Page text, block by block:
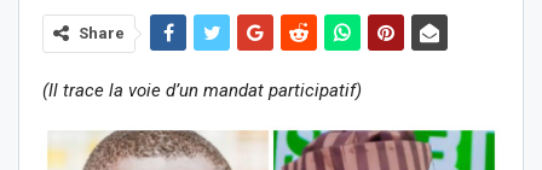
Share
(Il trace la voie d’un mandat participatif)